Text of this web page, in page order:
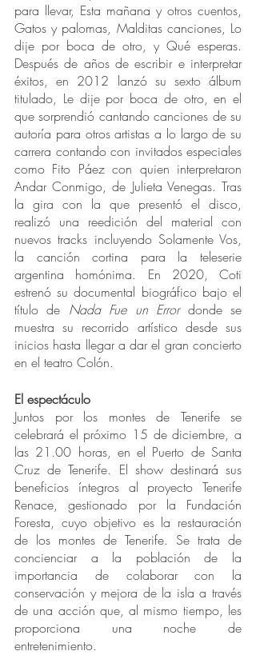
para llevar, Esta mañana y otros cuentos,
Gatos y palomas, Malditas canciones, Lo
dije por boca de otro, y Qué esperas.
Después de años de escribir e interpretar
éxitos, en 2012 lanzó su sexto álbum
titulado, Le dije por boca de otro, en el
que sorprendió cantando canciones de su
autoría para otros artistas a lo largo de su
carrera contando con invitados especiales
como Fito Páez con quien interpretaron
Andar Conmigo, de Julieta Venegas. Tras
la gira con la que presentó el disco,
realizó una reedición del material con
nuevos tracks incluyendo Solamente Vos,
la canción cortina para la teleserie
argentina homónima. En 2020, Coti
estrenó su documental biográfico bajo el
título de Nada Fue un Error donde se
muestra su recorrido artístico desde sus
inicios hasta llegar a dar el gran concierto
en el teatro Colón.
El espectáculo
Juntos por los montes de Tenerife se
celebrará el próximo 15 de diciembre, a
las 21.00 horas, en el Puerto de Santa
Cruz de Tenerife. El show destinará sus
beneficios íntegros al proyecto Tenerife
Renace, gestionado por la Fundación
Foresta, cuyo objetivo es la restauración
de los montes de Tenerife. Se trata de
concienciar a la población de la
importancia de colaborar con la
conservación y mejora de la isla a través
de una acción que, al mismo tiempo, les
proporciona una noche de
entretenimiento.